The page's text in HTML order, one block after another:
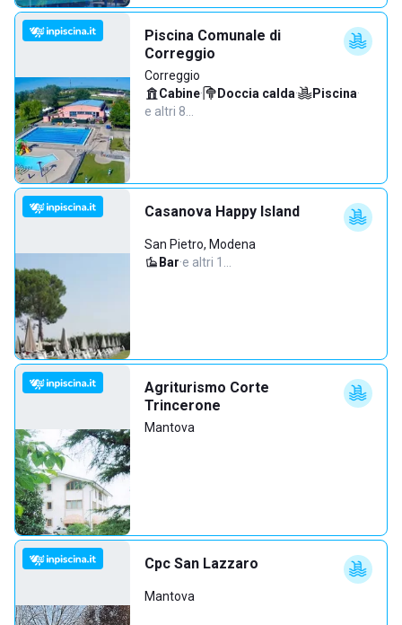
Piscina Comunale di
Correggio
Correggio
Cabine· Doccia calda· Piscina·
e altri 8…
Casanova Happy Island
San Pietro, Modena
Bar·e altri 1…
Agriturismo Corte
Trincerone
Mantova
Cpc San Lazzaro
Mantova